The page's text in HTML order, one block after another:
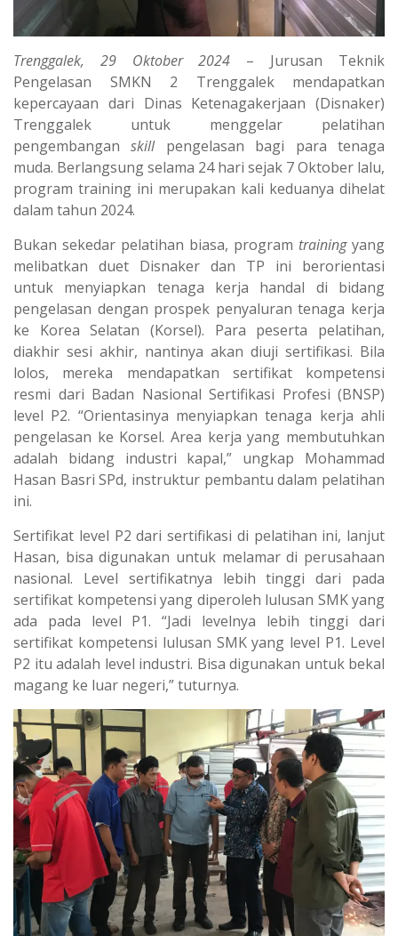
Trenggalek, 29 Oktober 2024 – Jurusan Teknik
Pengelasan SMKN 2 Trenggalek mendapatkan
kepercayaan dari Dinas Ketenagakerjaan (Disnaker)
Trenggalek untuk menggelar pelatihan
pengembanganskillpengelasan bagi para tenaga
muda. Berlangsung selama 24 hari sejak 7 Oktober lalu,
program training ini merupakan kali keduanya dihelat
dalam tahun 2024.
Bukan sekedar pelatihan biasa, program trainingyang
melibatkan duet Disnaker dan TP ini berorientasi
untuk menyiapkan tenaga kerja handal di bidang
pengelasan dengan prospek penyaluran tenaga kerja
ke Korea Selatan (Korsel). Para peserta pelatihan,
diakhir sesi akhir, nantinya akan diuji sertifikasi. Bila
lolos, mereka mendapatkan sertifikat kompetensi
resmi dari Badan Nasional Sertifikasi Profesi (BNSP)
level P2. “Orientasinya menyiapkan tenaga kerja ahli
pengelasan ke Korsel. Area kerja yang membutuhkan
adalah bidang industri kapal,” ungkap Mohammad
Hasan Basri SPd, instruktur pembantu dalam pelatihan
ini.
Sertifikat level P2 dari sertifikasi di pelatihan ini, lanjut
Hasan, bisa digunakan untuk melamar di perusahaan
nasional. Level sertifikatnya lebih tinggi dari pada
sertifikat kompetensi yang diperoleh lulusan SMK yang
ada pada level P1. “Jadi levelnya lebih tinggi dari
sertifikat kompetensi lulusan SMK yang level P1. Level
P2 itu adalah level industri. Bisa digunakan untuk bekal
magang ke luar negeri,” tuturnya.